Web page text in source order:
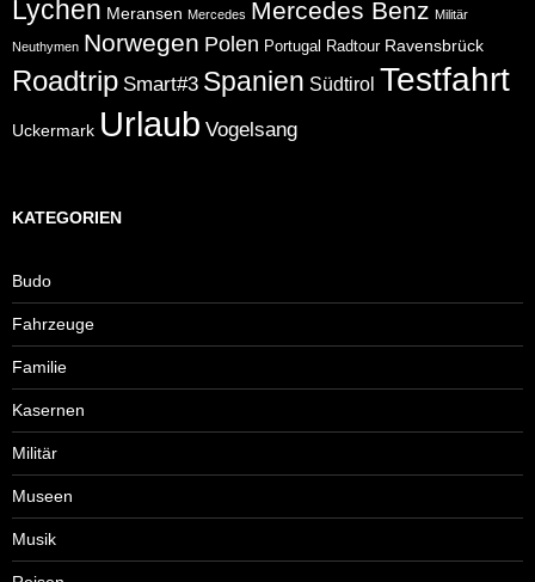
Lychen Meransen Mercedes Mercedes Benz Militär
Neuthymen Norwegen Polen Portugal Radtour Ravensbrück
Roadtrip Smart#3 Spanien Südtirol Testfahrt
Uckermark Urlaub Vogelsang
KATEGORIEN
Budo
Fahrzeuge
Familie
Kasernen
Militär
Museen
Musik